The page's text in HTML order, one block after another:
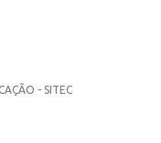
- SITEC